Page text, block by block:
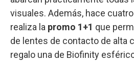
visuales. Además, hace
realiza la promo 1+1 que
de lentes de contacto de alta
regalo una de Biofinity